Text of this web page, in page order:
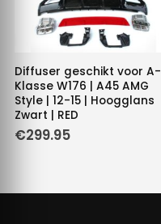
Diffuser geschikt voor A-
Klasse W176 | A45 AMG
Style | 12-15 | Hoogglans
Zwart | RED
€299.95